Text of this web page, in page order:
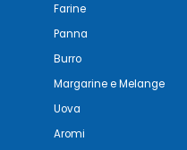
Farine
Panna
Burro
Margarine e Melange
Uova
Aromi